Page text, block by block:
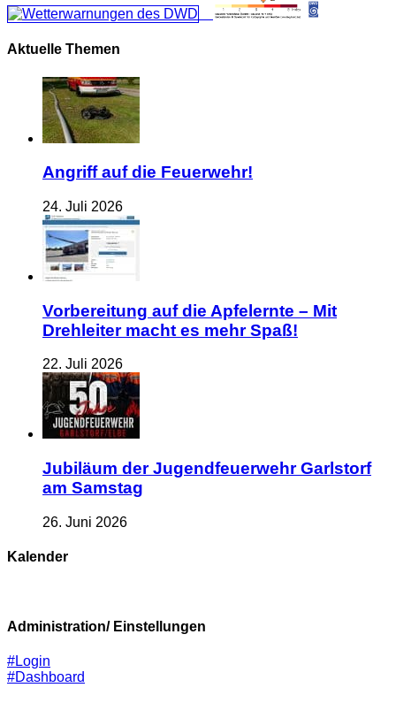
Aktuelle Themen
Angriff auf die Feuerwehr!
24. Juli 2026
Vorbereitung auf die Apfelernte – Mit
Drehleiter macht es mehr Spaß!
22. Juli 2026
Jubiläum der Jugendfeuerwehr Garlstorf
am Samstag
26. Juni 2026
Kalender
Administration/ Einstellungen
#Login
#Dashboard